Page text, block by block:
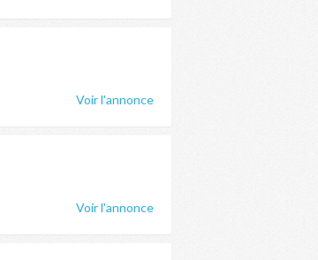
Voir l'annonce
Voir l'annonce